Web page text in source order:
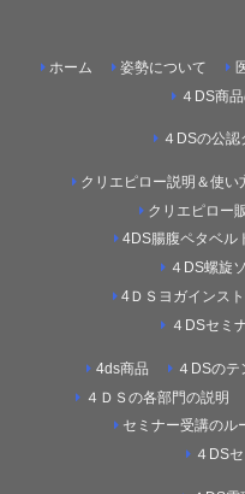
ホーム 姿勢について
４DS商
４DSの公
クリエピロー説明＆使い
クリエピロー
4DS腸腹ペタベル
４DS螺旋
4ＤＳヨガインス
４DSセミ
4ds商品
４DSのテ
４ＤＳの各部門の説明
セミナー受講のル
４DS